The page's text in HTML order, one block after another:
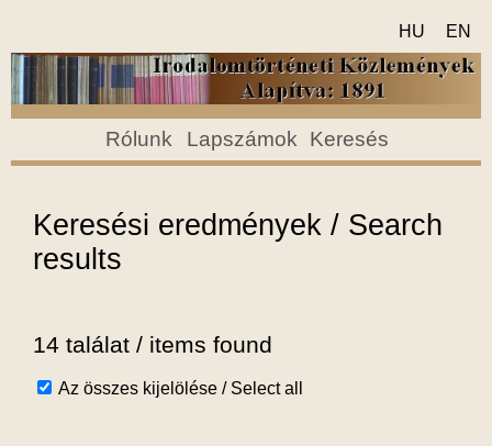
HU EN
Rólunk Lapszámok Keresés
Keresési eredmények / Search
results
14 találat / items found
Az összes kijelölése / Select all